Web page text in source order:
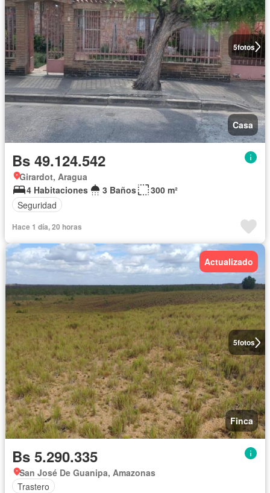
5fotos
Casa
Bs 49.124.542
Girardot, Aragua
4 Habitaciones
3 Baños
300 m²
Seguridad
Hace 1 día, 20 horas
5fotos
Actualizado
Finca
Bs 5.290.335
San José De Guanipa, Amazonas
Trastero